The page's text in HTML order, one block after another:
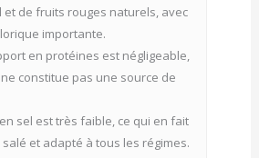
et de fruits rouges naturels, avec
importante.
en protéines est négligeable,
constitue pas une source de
sel est très faible, ce qui en fait
et adapté à tous les régimes.